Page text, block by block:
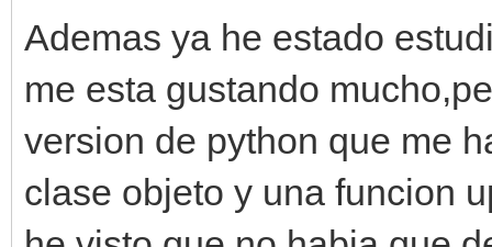
Ademas ya he estado
me esta gustando
version de python que me
clase objeto y una funcion